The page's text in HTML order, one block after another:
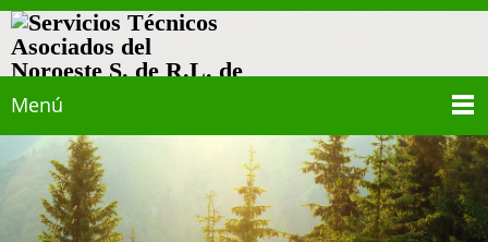
Menú